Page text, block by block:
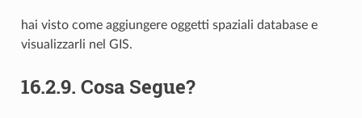
hai visto come aggiungere oggetti spaziali database e
visualizzarli nel GIS.
16.2.9. Cosa Segue?